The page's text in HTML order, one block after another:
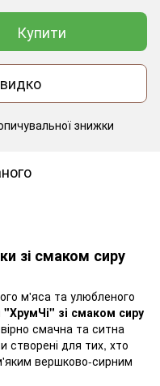
Купити
знижки
зі смаком сиру
м'яса та улюбленого
"ХрумЧі" зі смаком сиру
смачна та ситна
створені для тих, хто
вершково-сирним